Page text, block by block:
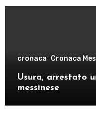
cronaca Cronaca
Usura, arrestato
messinese